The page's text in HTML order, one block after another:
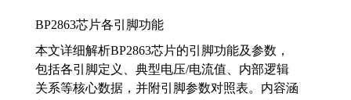
BP2863芯片各引脚功能
本文详细解析BP2863芯片的引脚功能及参数，
包括各引脚定义、典型电压/电流值、内部逻辑
关系等核心数据，并附引脚参数对照表。内容涵